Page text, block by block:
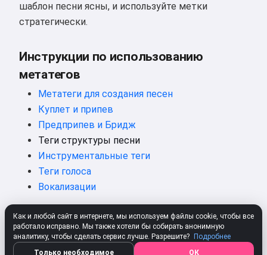
шаблон песни ясны, и используйте метки
стратегически.
Инструкции по использованию
метатегов
Метатеги для создания песен
Куплет и припев
Предприпев и Бридж
Теги структуры песни
Инструментальные теги
Теги голоса
Вокализации
Как и любой сайт в интернете, мы используем файлы cookie, чтобы все
работало исправно. Мы также хотели бы собирать анонимную
аналитику, чтобы сделать сервис лучше. Разрешите?
Подробнее
Только необходимое
ОК